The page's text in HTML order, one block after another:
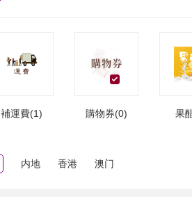
補運費(1) 購物券(0) 果
内地 香港 澳门